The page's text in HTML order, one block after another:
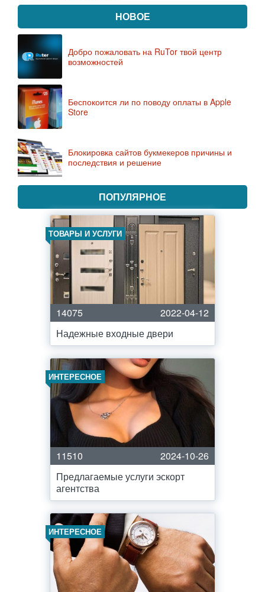
НОВОЕ
Добро пожаловать на RuTor твой центр
возможностей
Беспокоится ли по поводу оплаты в Apple
Store
Блокировка сайтов букмекеров причины и
последствия и решение
ПОПУЛЯРНОЕ
ТОВАРЫ И УСЛУГИ
14075
2022-04-12
Надежные входные двери
ИНТЕРЕСНОЕ
11510
2024-10-26
Предлагаемые услуги эскорт
агентства
ИНТЕРЕСНОЕ